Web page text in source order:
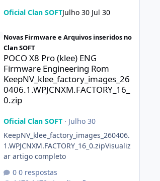
Oficial Clan SOFTJulho 30 Jul 30
(klee) ENG Firmware Engineering Rom
Novas Firmware e Arquivos inseridos no
Clan SOFT
POCO X8 Pro (klee) ENG
Firmware Engineering Rom
KeepNV_klee_factory_images_26
0406.1.WPJCNXM.FACTORY_16_
0.zip
Oficial Clan SOFT· Julho 30
KeepNV_klee_factory_images_260406.
1.WPJCNXM.FACTORY_16_0.zipVisualiz
ar artigo completo
0 respostas